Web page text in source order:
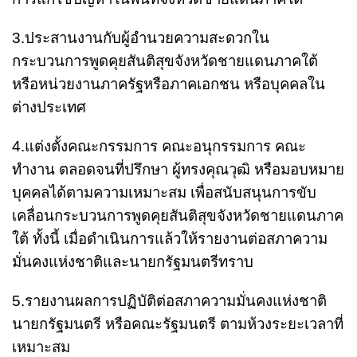
3.ประสานงานกับผู้อำนวยความสะดวกใน
กระบวนการพูดคุยสันติสุขจังหวัดชายแดนภาคใต้
หรือหน่วยงานภาครัฐหรือภาคเอกชน หรือบุคคลใน
ต่างประเทศ
4.แต่งตั้งคณะกรรมการ คณะอนุกรรมการ คณะ
ทำงาน ตลอดจนที่ปรึกษา ผู้ทรงคุณวุฒิ หรือมอบหมาย
บุคคลได้ตามความเหมาะสม เพื่อสนับสนุนการขับ
เคลื่อนกระบวนการพูดคุยสันติสุขจังหวัดชายแดนภาค
ใต้ ทั้งนี้ เมื่อดำเนินการแล้วให้รายงานต่อสภาความ
มั่นคงแห่งชาติและนายกรัฐมนตรีทราบ
5.รายงานผลการปฏิบัติต่อสภาความมั่นคงแห่งชาติ
นายกรัฐมนตรี หรือคณะรัฐมนตรี ตามห้วงระยะเวลาที่
เหมาะสม